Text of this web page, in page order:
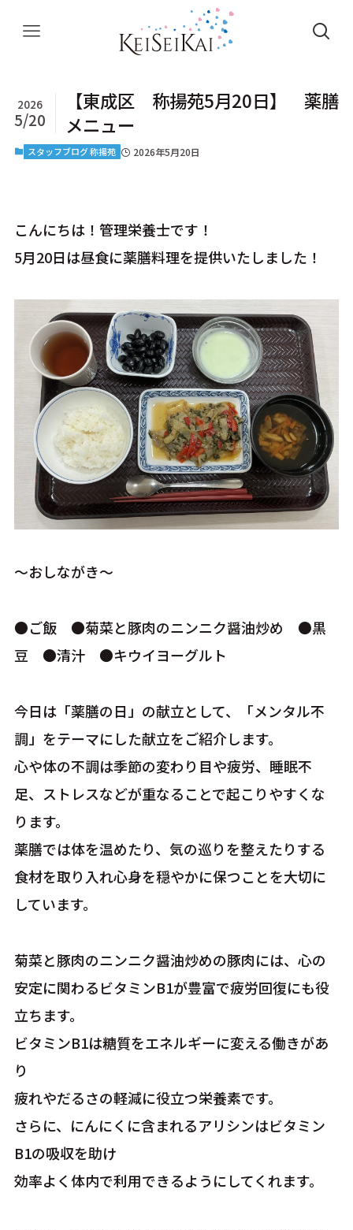
【東成区 称揚苑5月20日】 薬膳
メニュー
2026
5/20
スタッフブログ 称揚苑 2026年5月20日
こんにちは！管理栄養士です！
5月20日は昼食に薬膳料理を提供いたしました！
～おしながき～
●ご飯 ●菊菜と豚肉のニンニク醤油炒め ●黒
豆 ●清汁 ●キウイヨーグルト
今日は「薬膳の日」の献立として、「メンタル不
調」をテーマにした献立をご紹介します。
心や体の不調は季節の変わり目や疲労、睡眠不
足、ストレスなどが重なることで起こりやすくな
ります。
薬膳では体を温めたり、気の巡りを整えたりする
食材を取り入れ心身を穏やかに保つことを大切に
しています。
菊菜と豚肉のニンニク醤油炒めの豚肉には、心の
安定に関わるビタミンB1が豊富で疲労回復にも役
立ちます。
ビタミンB1は糖質をエネルギーに変える働きがあ
り
疲れやだるさの軽減に役立つ栄養素です。
さらに、にんにくに含まれるアリシンはビタミン
B1の吸収を助け
効率よく体内で利用できるようにしてくれます。